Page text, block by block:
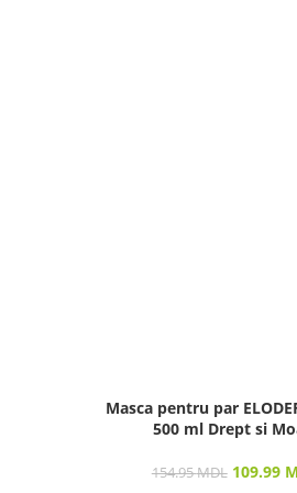
Masca pentru par
500 ml Drept si
154.95MDL 109.99